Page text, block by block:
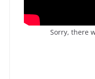
Sorry, there